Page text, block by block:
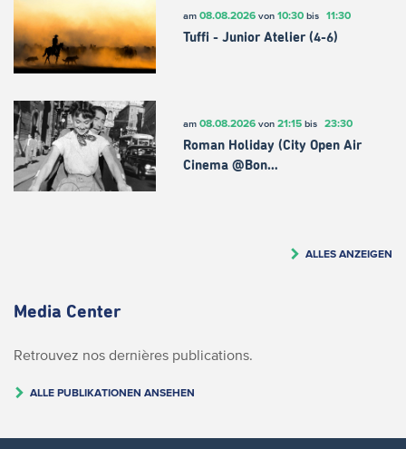
am 08.08.2026von 10:30bis 11:30
Tuffi - Junior Atelier (4-6)
am 08.08.2026von 21:15bis 23:30
Roman Holiday (City Open Air
Cinema @Bon…
ALLES ANZEIGEN
Media Center
Retrouvez nos dernières publications.
ALLE PUBLIKATIONEN ANSEHEN